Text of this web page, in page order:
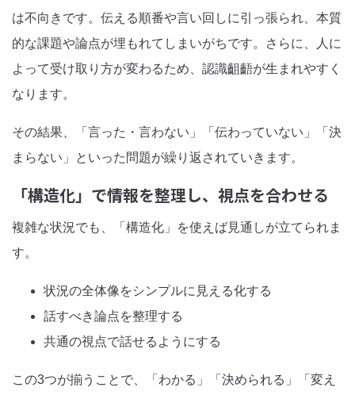
は不向きです。伝える順番や言い回しに引っ張られ、本質
的な課題や論点が埋もれてしまいがちです。さらに、人に
よって受け取り方が変わるため、認識齟齬が生まれやすく
なります。
その結果、「言った・言わない」「伝わっていない」「決
まらない」といった問題が繰り返されていきます。
「構造化」で情報を整理し、視点を合わせる
複雑な状況でも、「構造化」を使えば見通しが立てられま
す。
状況の全体像をシンプルに見える化する
話すべき論点を整理する
共通の視点で話せるようにする
この3つが揃うことで、「わかる」「決められる」「変え